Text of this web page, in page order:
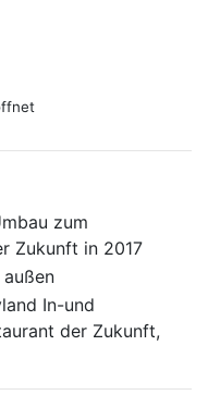
zum
Zukunft in 2017
In-und
der Zukunft,